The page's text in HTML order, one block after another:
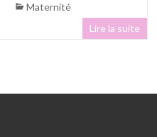
Maternité
Lire la suite